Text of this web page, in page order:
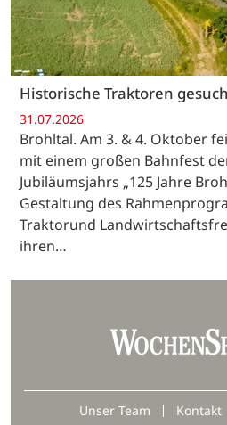
Historische Traktoren
31.07.2026
Brohltal. Am 3. & 4. Oktober
mit einem großen Bahnfest
Jubiläumsjahrs „125 Jahre
Gestaltung des
Traktorund
ihren…
Unser Team Kontakt